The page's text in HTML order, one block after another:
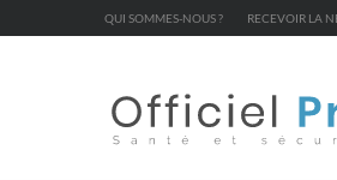
QUI SOMMES-NOUS ? RECEVOIR LA
Cookies management panel